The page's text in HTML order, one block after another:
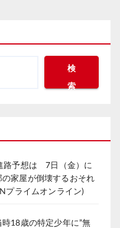
検
索
路予想は 7日（金）に
家屋が倒壊するおそれ
プライムオンライン)
18歳の特定少年に”無